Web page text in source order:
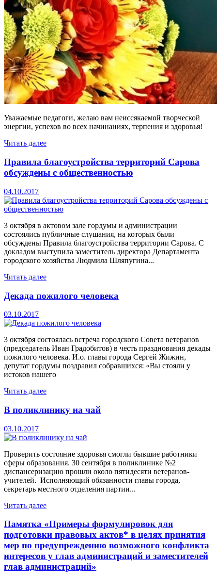
Уважаемые педагоги, желаю вам неиссякаемой творческой
энергии, успехов во всех начинаниях, терпения и здоровья!
Читать далее
Правила благоустройства территорий Сарова
обсуждены с общественностью
04.10.2017
3 октября в актовом зале гордумы и администрации
состоялись публичные слушания, на которых были
обсуждены Правила благоустройства территории Сарова. С
докладом выступила заместитель директора Департамента
городского хозяйства Людмила Шляпугина...
Читать далее
Декада пожилого человека
03.10.2017
3 октября состоялась встреча городского Совета ветеранов
(председатель Иван Градобитов) в честь празднования декады
пожилого человека. И.о. главы города Сергей Жижин,
депутат гордумы поздравил собравшихся: «Вы стояли у
истоков нашего
Читать далее
В поликлинику на чай
03.10.2017
Проверить состояние здоровья смогли бывшие работники
сферы образования. 30 сентября в поликлинике №2
диспансеризацию прошли около пятидесяти ветеранов-
учителей. Исполняющий обязанности главы города,
секретарь местного отделения партии...
Читать далее
Памятка «Примеры формулировок для
подготовки правовых актов* в целях принятия
мер по предупреждению возможного конфликта
интересов у глав администраций и заместителей
глав администраций»